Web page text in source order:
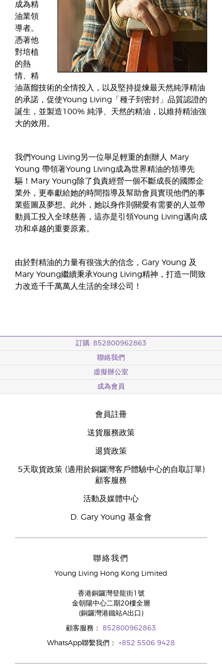
成為精
油業領
導者。
憑著他
對培植
的熱
情、精
油蒸餾技術的全情投入，以及堅持提煉最天然純淨精油
的承諾，促使Young Living「種子到密封」品質認證的
誕生，並製造100% 純淨、天然的精油，以維持精油強
大的效用。
我們Young Living另一位舉足輕重的創辦人 Mary
Young 帶領著Young Living成為世界精油的領導先
驅！Mary Young除了負責經營一個不斷成長的國際企
業外，更奉獻給她的時間指導及幫助會員實現他們的事
業藍圖及夢想。此外，她以身作則關愛有需要的人並帶
動員工投入全球慈善，這亦是引領Young Living邁向成
功和卓越的重要原素。
由於對精油的力量有很強大的信念，Gary Young 及
Mary Young繼續秉承Young Living精神，打造一間致
力改造千千萬萬人生活的全球公司！
訂購: 852800962863
聯絡我們
虛擬辦公室
成為會員
會員註冊
送貨服務政策
退貨政策
5天取貨政策 (適用於銅鑼灣客戶體驗中心的自取訂單)
顧客服務
活動及媒體中心
D. Gary Young 基金會
聯絡我們
Young Living Hong Kong Limited
香港銅鑼灣登龍街1號
金朝陽中心二期20樓全層
(銅鑼灣港鐵站A出口)
顧客服務： 852800962863
WhatsApp聯繫我們： +852 5506 9428